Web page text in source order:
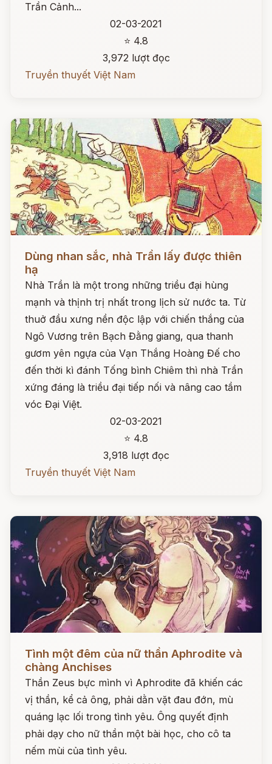
Trần Cảnh...
02-03-2021
⭐ 4.8
3,972 lượt đọc
Truyền thuyết Việt Nam
Dùng nhan sắc, nhà Trần lấy được thiên
hạ
Nhà Trần là một trong những triều đại hùng
mạnh và thịnh trị nhất trong lịch sử nước ta. Từ
thuở đầu xưng nền độc lập với chiến thắng của
Ngô Vương trên Bạch Đằng giang, qua thanh
gươm yên ngựa của Vạn Thắng Hoàng Đế cho
đến thời kì đánh Tống bình Chiêm thì nhà Trần
xứng đáng là triều đại tiếp nối và nâng cao tầm
vóc Đại Việt.
02-03-2021
⭐ 4.8
3,918 lượt đọc
Truyền thuyết Việt Nam
Tình một đêm của nữ thần Aphrodite và
chàng Anchises
Thần Zeus bực mình vì Aphrodite đã khiến các
vị thần, kể cả ông, phải dằn vặt đau đớn, mù
quáng lạc lối trong tình yêu. Ông quyết định
phải dạy cho nữ thần một bài học, cho cô ta
nếm mùi của tình yêu.